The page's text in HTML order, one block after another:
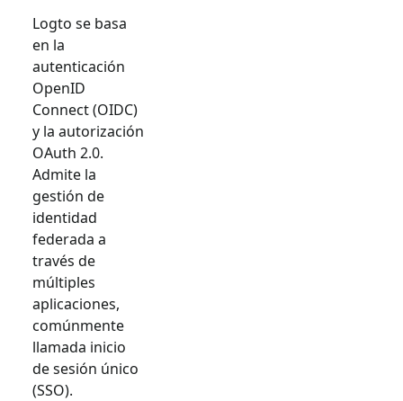
Logto se basa
en la
autenticación
OpenID
Connect (OIDC)
y la autorización
OAuth 2.0.
Admite la
gestión de
identidad
federada a
través de
múltiples
aplicaciones,
comúnmente
llamada inicio
de sesión único
(SSO).